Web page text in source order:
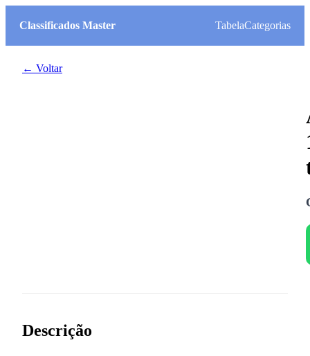
Classificados Master TabelaCategorias
← Voltar
Descrição